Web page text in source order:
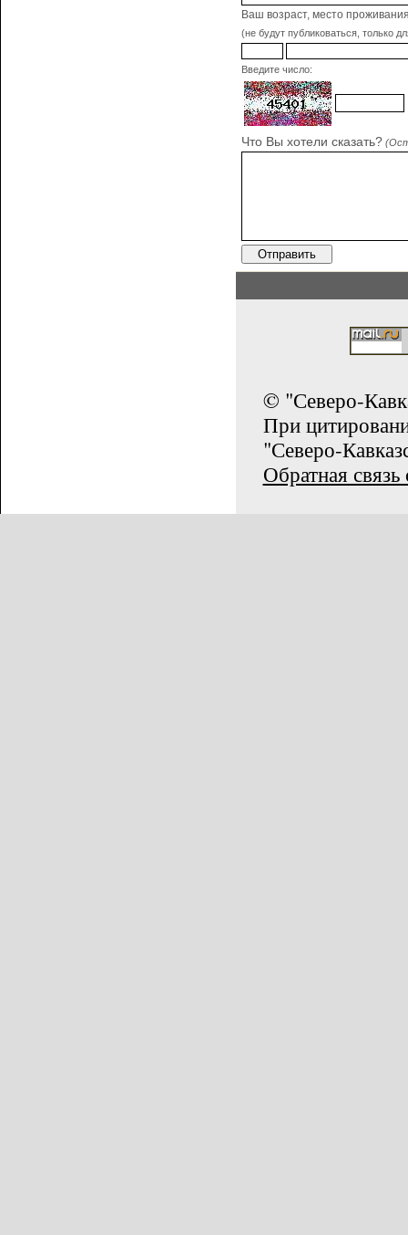
Ваш возраст, место
(не будут публиковаться, только
Введите число:
Что Вы хотели сказать?
© "Северо-
При
"Северо-
Обратная